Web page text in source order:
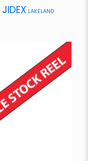
JIDEX LAKELAND